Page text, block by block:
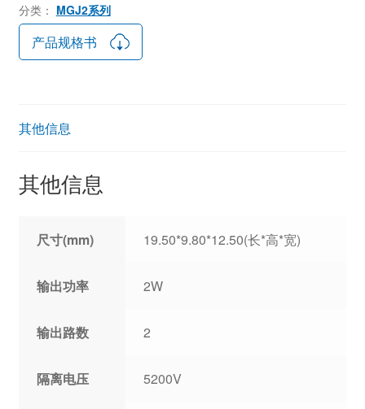
分类： MGJ2系列
产品规格书
其他信息
其他信息
尺寸(mm) 19.50*9.80*12.50(长*高*宽)
输出功率 2W
输出路数 2
隔离电压 5200V